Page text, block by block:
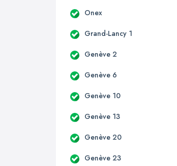
Onex
Grand-Lancy 1
Genève 2
Genève 6
Genève 10
Genève 13
Genève 20
Genève 23